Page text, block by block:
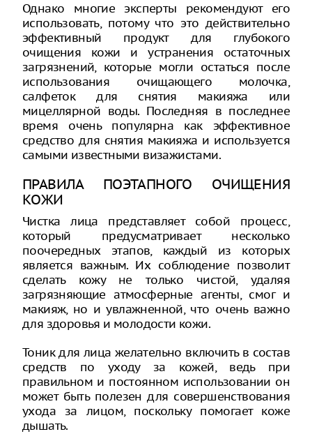
Однако многие эксперты рекомендуют его
использовать, потому что это действительно
эффективный продукт для глубокого
очищения кожи и устранения остаточных
загрязнений, которые могли остаться после
использования очищающего молочка,
салфеток для снятия макияжа или
мицеллярной воды. Последняя в последнее
время очень популярна как эффективное
средство для снятия макияжа и используется
самыми известными визажистами.
ПРАВИЛА ПОЭТАПНОГО ОЧИЩЕНИЯ
КОЖИ
Чистка лица представляет собой процесс,
который предусматривает несколько
поочередных этапов, каждый из которых
является важным. Их соблюдение позволит
сделать кожу не только чистой, удаляя
загрязняющие атмосферные агенты, смог и
макияж, но и увлажненной, что очень важно
для здоровья и молодости кожи.
Тоник для лица желательно включить в состав
средств по уходу за кожей, ведь при
правильном и постоянном использовании он
может быть полезен для совершенствования
ухода за лицом, поскольку помогает коже
дышать.